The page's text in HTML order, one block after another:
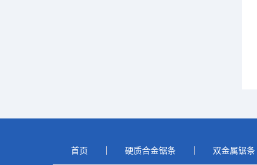
首页 硬质合金锯条 双金属锯条